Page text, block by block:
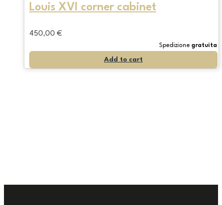
Louis XVI corner cabinet
450,00 €
Spedizione gratuita
Add to cart